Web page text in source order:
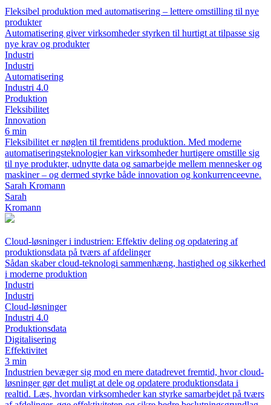
Fleksibel produktion med automatisering – lettere omstilling til nye
produkter
Automatisering giver virksomheder styrken til hurtigt at tilpasse sig
nye krav og produkter
Industri
Industri
Automatisering
Industri 4.0
Produktion
Fleksibilitet
Innovation
6 min
Fleksibilitet er nøglen til fremtidens produktion. Med moderne
automatiseringsteknologier kan virksomheder hurtigere omstille sig
til nye produkter, udnytte data og samarbejde mellem mennesker og
maskiner – og dermed styrke både innovation og konkurrenceevne.
Sarah Kromann
Sarah
Kromann
Cloud-løsninger i industrien: Effektiv deling og opdatering af
produktionsdata på tværs af afdelinger
Sådan skaber cloud-teknologi sammenhæng, hastighed og sikkerhed
i moderne produktion
Industri
Industri
Cloud-løsninger
Industri 4.0
Produktionsdata
Digitalisering
Effektivitet
3 min
Industrien bevæger sig mod en mere datadrevet fremtid, hvor cloud-
løsninger gør det muligt at dele og opdatere produktionsdata i
realtid. Læs, hvordan virksomheder kan styrke samarbejdet på tværs